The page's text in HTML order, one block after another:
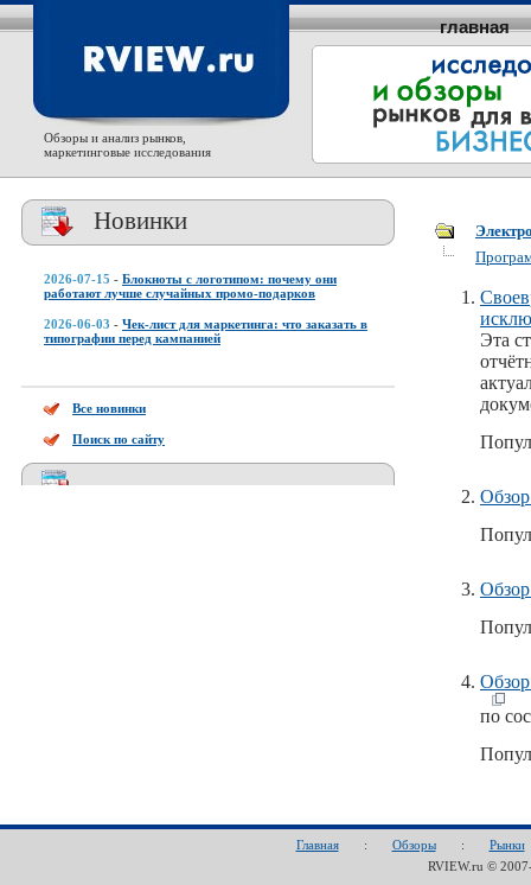
Обзоры и анализ рынков,
маркетинговые исследования
главная
Новинки
2026-07-15 - Блокноты с логотипом: почему они
работают лучше случайных промо-подарков
2026-06-03 - Чек-лист для маркетинга: что заказать в
типографии перед кампанией
Все новинки
Поиск по сайту
Эта
по
Главная: Обзоры: Рынки
RVIEW.ru ©